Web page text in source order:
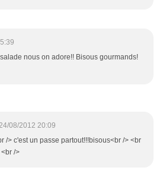
nous on adore!! Bisous gourmands!
08/2012 20:09
/> c'est un passe partout!!!bisous<br /> <br
/>